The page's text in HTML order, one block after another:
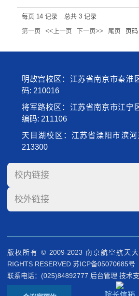
每页 14 记录 总共 3 记录
第一页
<<上一页 下一页>> 尾页 页码
明故宫校区：江苏省南京市秦淮
码: 210016
将军路校区：江苏省南京市江宁
编码: 211106
天目湖校区：江苏省溧阳市滨
213300
校内链接
校外链接
版权所有 © 2009-2023 南京航空航天
RIGHTS RESERVED 苏ICP备05070685号
联系电话：(025)84892777 后台管理 技术